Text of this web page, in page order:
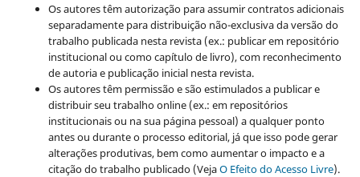
Os autores têm autorização para assumir contratos adicionais
separadamente para distribuição não-exclusiva da versão do
trabalho publicada nesta revista (ex.: publicar em repositório
institucional ou como capítulo de livro), com reconhecimento
de autoria e publicação inicial nesta revista.
Os autores têm permissão e são estimulados a publicar e
distribuir seu trabalho online (ex.: em repositórios
institucionais ou na sua página pessoal) a qualquer ponto
antes ou durante o processo editorial, já que isso pode gerar
alterações produtivas, bem como aumentar o impacto e a
citação do trabalho publicado (VejaO Efeito do Acesso Livre).